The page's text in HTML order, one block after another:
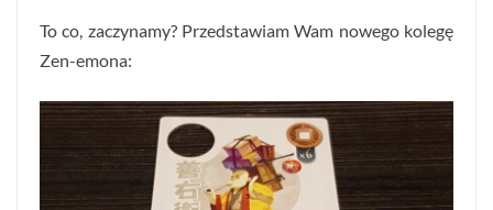
To co, zaczynamy? Przedstawiam Wam nowego kolegę
Zen-emona: